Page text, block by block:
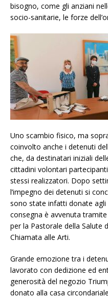
bisogno, come gli anziani
socio-sanitarie, le forze
Uno scambio fisico, ma
coinvolto anche i detenuti
che, da destinatari iniziali
cittadini volontari
stessi realizzatori. Dopo
l’impegno dei detenuti si
sono state infatti donate agli
consegna è avvenuta
per la Pastorale della Salute
Chiamata alle Arti.
Grande emozione tra i
lavorato con dedizione ed
generosità del negozio
donato alla casa